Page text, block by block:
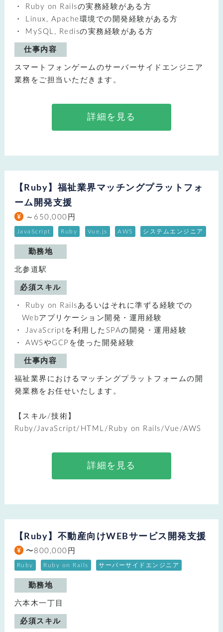
Ruby on Railsの実務経験がある方
Linux, Apache環境での開発経験がある方
MySQL, Redisの実務経験がある方
仕事内容
スマートフォンゲームのサーバーサイドエンジニア
業務をご担当いただきます。
詳細を見る
【Ruby】福祉業界マッチングプラットフォ
ーム開発支援
～650,000円
JavaScript Ruby Vue.js AWS システムエンジニア
勤務地
北参道駅
必須スキル
Ruby on Railsあるいはそれに準ずる経験での
Webアプリケーション開発・運用経験
JavaScriptを利用したSPAの開発・運用経験
AWSやGCPを使った開発経験
仕事内容
福祉業界におけるマッチングプラットフォームの開
発業務をお任せいたします。
【スキル/技術】
Ruby/JavaScript/HTML/Ruby on Rails/Vue/AWS
詳細を見る
【Ruby】不動産向けWEBサービス開発支援
〜800,000円
Ruby Ruby on Rails サーバーサイドエンジニア
勤務地
六本木一丁目
必須スキル